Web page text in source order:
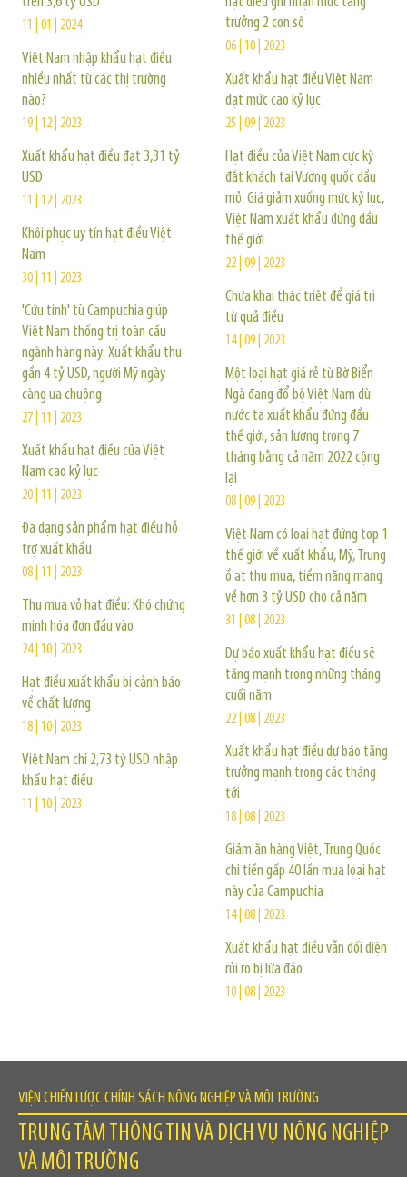
11 | 01 | 2024
Việt Nam nhập khẩu hạt điều
nhiều nhất từ các thị trường
nào?
19 | 12 | 2023
Xuất khẩu hạt điều đạt 3,31 tỷ
USD
11 | 12 | 2023
Khôi phục uy tín hạt điều Việt
Nam
30 | 11 | 2023
'Cứu tinh' từ Campuchia giúp
Việt Nam thống trị toàn cầu
ngành hàng này: Xuất khẩu thu
gần 4 tỷ USD, người Mỹ ngày
càng ưa chuộng
27 | 11 | 2023
Xuất khẩu hạt điều của Việt
Nam cao kỷ lục
20 | 11 | 2023
Đa dạng sản phẩm hạt điều hỗ
trợ xuất khẩu
08 | 11 | 2023
Thu mua vỏ hạt điều: Khó chứng
minh hóa đơn đầu vào
24 | 10 | 2023
Hạt điều xuất khẩu bị cảnh báo
về chất lượng
18 | 10 | 2023
Việt Nam chi 2,73 tỷ USD nhập
khẩu hạt điều
11 | 10 | 2023
trưởng 2 con số
06 | 10 | 2023
Xuất khẩu hạt điều Việt Nam
đạt mức cao kỷ lục
25 | 09 | 2023
Hạt điều của Việt Nam cực kỳ
đắt khách tại Vương quốc dầu
mỏ: Giá giảm xuống mức kỷ lục,
Việt Nam xuất khẩu đứng đầu
thế giới
22 | 09 | 2023
Chưa khai thác triệt để giá trị
từ quả điều
14 | 09 | 2023
Một loại hạt giá rẻ từ Bờ Biển
Ngà đang đổ bộ Việt Nam dù
nước ta xuất khẩu đứng đầu
thế giới, sản lượng trong 7
tháng bằng cả năm 2022 cộng
lại
08 | 09 | 2023
Việt Nam có loại hạt đứng top 1
thế giới về xuất khẩu, Mỹ, Trung
ồ ạt thu mua, tiềm năng mang
về hơn 3 tỷ USD cho cả năm
31 | 08 | 2023
Dự báo xuất khẩu hạt điều sẽ
tăng mạnh trong những tháng
cuối năm
22 | 08 | 2023
Xuất khẩu hạt điều dự báo tăng
trưởng mạnh trong các tháng
tới
18 | 08 | 2023
Giảm ăn hàng Việt, Trung Quốc
chi tiền gấp 40 lần mua loại hạt
này của Campuchia
14 | 08 | 2023
Xuất khẩu hạt điều vẫn đối diện
rủi ro bị lừa đảo
10 | 08 | 2023
VIỆN CHIẾN LƯỢC CHÍNH SÁCH NÔNG NGHIỆP VÀ MÔI TRƯỜNG
TRUNG TÂM THÔNG TIN VÀ DỊCH VỤ NÔNG NGHIỆP
VÀ MÔI TRƯỜNG